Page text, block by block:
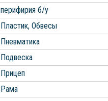
перифирия б/у
Пластик, Обвесы
Пневматика
Подвеска
Прицеп
Рама